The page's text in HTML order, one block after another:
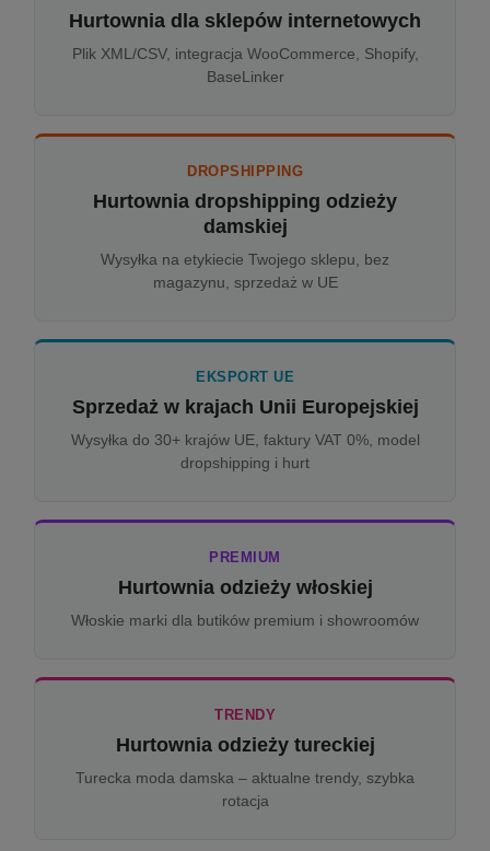
Hurtownia dla sklepów internetowych
Plik XML/CSV, integracja WooCommerce, Shopify,
BaseLinker
DROPSHIPPING
Hurtownia dropshipping odzieży
damskiej
Wysyłka na etykiecie Twojego sklepu, bez
magazynu, sprzedaż w UE
EKSPORT UE
Sprzedaż w krajach Unii Europejskiej
Wysyłka do 30+ krajów UE, faktury VAT 0%, model
dropshipping i hurt
PREMIUM
Hurtownia odzieży włoskiej
Włoskie marki dla butików premium i showroomów
TRENDY
Hurtownia odzieży tureckiej
Turecka moda damska – aktualne trendy, szybka
rotacja